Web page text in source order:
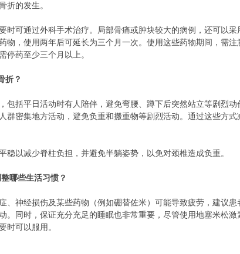
折的发生。
时可通过外科手术治疗。局部骨痛或肿块较大的病例，还可以
物，使用两年后可延长为三个月一次。使用这些药物期间，需
停药至少三个月以上。
折？
包括平日活动时有人陪伴，避免弯腰、蹲下后突然站立等剧烈
群密集地方活动，避免负重和搬重物等剧烈活动。通过这些方
稳以减少脊柱负担，并避免半躺姿势，以免对颈椎造成负重。
哪些生活习惯？
、神经损伤及某些药物（例如硼替佐米）可能导致疲劳，建议
。同时，保证充分充足的睡眠也非常重要，尽管使用地塞米松
时可以服用。